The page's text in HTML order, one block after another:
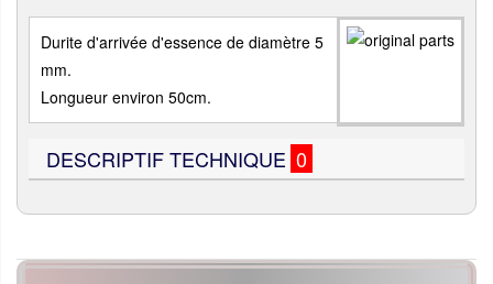
Durite d'arrivée d'essence de diamètre 5
mm.
Longueur environ 50cm.
DESCRIPTIF TECHNIQUE 0